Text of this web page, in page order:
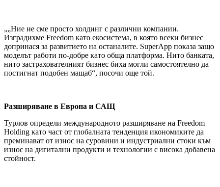
„„Ние не сме просто холдинг с различни компании.
Изградихме Freedom като екосистема, в която всеки бизнес
допринася за развитието на останалите. SuperApp показа защо
моделът работи по-добре като обща платформа. Нито банката,
нито застрахователният бизнес биха могли самостоятелно да
постигнат подобен мащаб“, посочи още той.
Разширяване в Европа и САЩ
Турлов определи международното разширяване на Freedom
Holding като част от глобалната тенденция икономиките да
преминават от износ на суровини и индустриални стоки към
износ на дигитални продукти и технологии с висока добавена
стойност.